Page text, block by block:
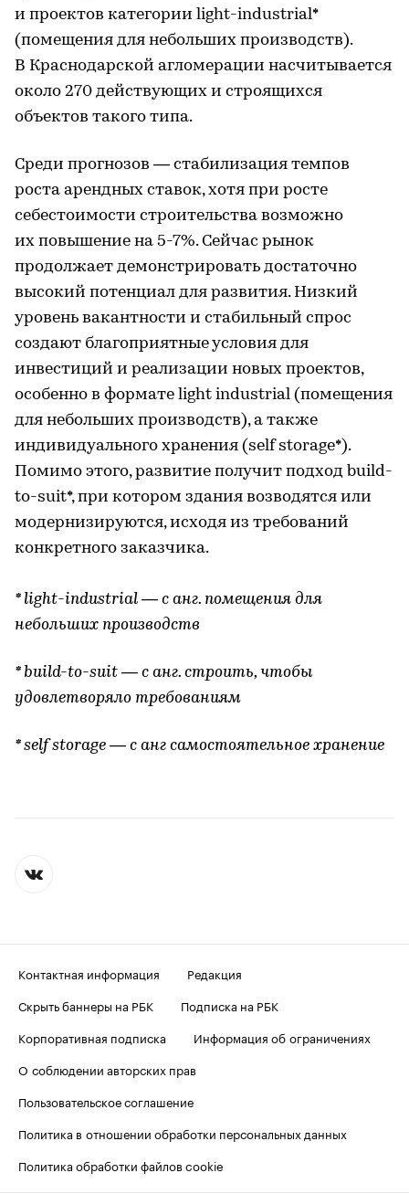
и проектов категории light-industrial*
(помещения для небольших производств).
В Краснодарской агломерации насчитывается
около 270 действующих и строящихся
объектов такого типа.
Среди прогнозов — стабилизация темпов
роста арендных ставок, хотя при росте
себестоимости строительства возможно
их повышение на 5-7%. Сейчас рынок
продолжает демонстрировать достаточно
высокий потенциал для развития. Низкий
уровень вакантности и стабильный спрос
создают благоприятные условия для
инвестиций и реализации новых проектов,
особенно в формате light industrial (помещения
для небольших производств), а также
индивидуального хранения (self storage*).
Помимо этого, развитие получит подход build-
to-suit*, при котором здания возводятся или
модернизируются, исходя из требований
конкретного заказчика.
* light-industrial — с анг. помещения для
небольших производств
* build-to-suit — с анг. строить, чтобы
удовлетворяло требованиям
* self storage — с анг самостоятельное хранение
Контактная информация
Редакция
Скрыть баннеры на РБК
Подписка на РБК
Корпоративная подписка
Информация об ограничениях
О соблюдении авторских прав
Пользовательское соглашение
Политика в отношении обработки персональных данных
Политика обработки файлов cookie